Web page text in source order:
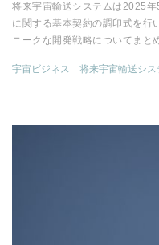
将来宇宙輸送システムは2025
に関する基本契約の調印式を行
ニークな開発戦略についてまと
宇宙ビジネス 将来宇宙輸送シス